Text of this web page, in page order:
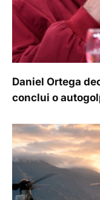
Daniel Ortega
conclui o